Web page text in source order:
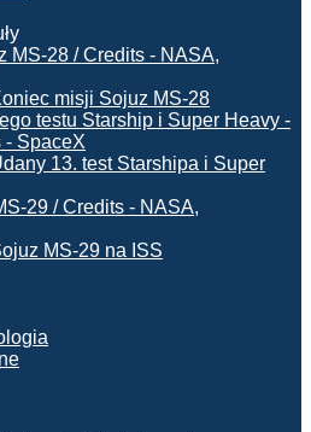
misji Sojuz MS-28
13. test Starshipa i Super
MS-29 na ISS